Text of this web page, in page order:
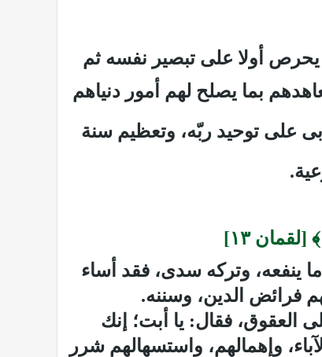
يحرص أولا على تبصير نفسه ثم
بما يصلح لهم أمور دنياهم
على توحيد ربّه، وتعظيم سنة
﴾ [لقمان۱٣]
ينفعه، وتركه سدى، فقد أساء
فرائض الدين، وسننه.
العقوق، فقال: يا أبت؛ إنك
وإهمالهم، واستسهالهم شرر